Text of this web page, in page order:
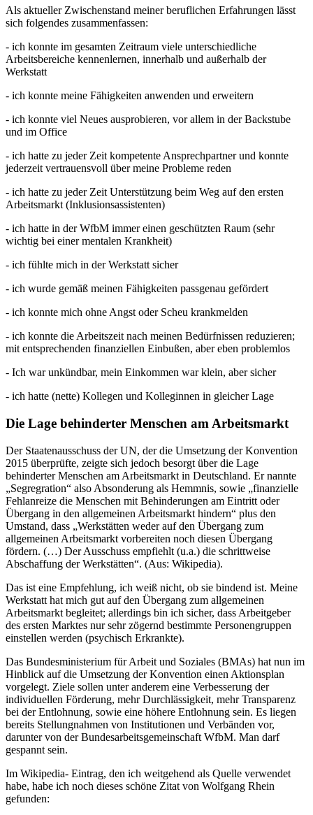
Als aktueller Zwischenstand meiner beruflichen Erfahrungen lässt
sich folgendes zusammenfassen:
- ich konnte im gesamten Zeitraum viele unterschiedliche
Arbeitsbereiche kennenlernen, innerhalb und außerhalb der
Werkstatt
- ich konnte meine Fähigkeiten anwenden und erweitern
- ich konnte viel Neues ausprobieren, vor allem in der Backstube
und im Office
- ich hatte zu jeder Zeit kompetente Ansprechpartner und konnte
jederzeit vertrauensvoll über meine Probleme reden
- ich hatte zu jeder Zeit Unterstützung beim Weg auf den ersten
Arbeitsmarkt (Inklusionsassistenten)
- ich hatte in der WfbM immer einen geschützten Raum (sehr
wichtig bei einer mentalen Krankheit)
- ich fühlte mich in der Werkstatt sicher
- ich wurde gemäß meinen Fähigkeiten passgenau gefördert
- ich konnte mich ohne Angst oder Scheu krankmelden
- ich konnte die Arbeitszeit nach meinen Bedürfnissen reduzieren;
mit entsprechenden finanziellen Einbußen, aber eben problemlos
- Ich war unkündbar, mein Einkommen war klein, aber sicher
- ich hatte (nette) Kollegen und Kolleginnen in gleicher Lage
Die Lage behinderter Menschen am Arbeitsmarkt
Der Staatenausschuss der UN, der die Umsetzung der Konvention
2015 überprüfte, zeigte sich jedoch besorgt über die Lage
behinderter Menschen am Arbeitsmarkt in Deutschland. Er nannte
„Segregration“ also Absonderung als Hemmnis, sowie „finanzielle
Fehlanreize die Menschen mit Behinderungen am Eintritt oder
Übergang in den allgemeinen Arbeitsmarkt hindern“ plus den
Umstand, dass „Werkstätten weder auf den Übergang zum
allgemeinen Arbeitsmarkt vorbereiten noch diesen Übergang
fördern. (…) Der Ausschuss empfiehlt (u.a.) die schrittweise
Abschaffung der Werkstätten“. (Aus: Wikipedia).
Das ist eine Empfehlung, ich weiß nicht, ob sie bindend ist. Meine
Werkstatt hat mich gut auf den Übergang zum allgemeinen
Arbeitsmarkt begleitet; allerdings bin ich sicher, dass Arbeitgeber
des ersten Marktes nur sehr zögernd bestimmte Personengruppen
einstellen werden (psychisch Erkrankte).
Das Bundesministerium für Arbeit und Soziales (BMAs) hat nun im
Hinblick auf die Umsetzung der Konvention einen Aktionsplan
vorgelegt. Ziele sollen unter anderem eine Verbesserung der
individuellen Förderung, mehr Durchlässigkeit, mehr Transparenz
bei der Entlohnung, sowie eine höhere Entlohnung sein. Es liegen
bereits Stellungnahmen von Institutionen und Verbänden vor,
darunter von der Bundesarbeitsgemeinschaft WfbM. Man darf
gespannt sein.
Im Wikipedia- Eintrag, den ich weitgehend als Quelle verwendet
habe, habe ich noch dieses schöne Zitat von Wolfgang Rhein
gefunden: